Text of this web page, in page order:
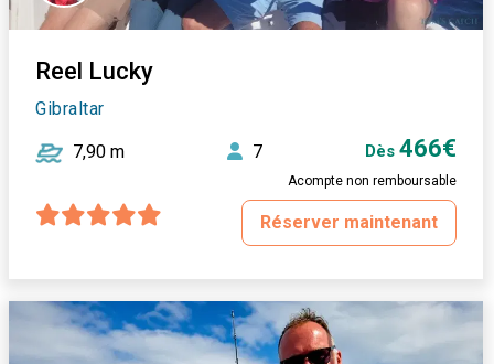
Reel Lucky
Gibraltar
7,90 m 7 Dès 466€
Acompte non remboursable
Réserver maintenant